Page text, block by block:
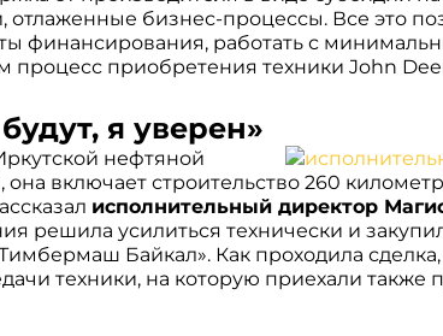
отлаженные бизнес-процессы. Все это
финансирования, работать с
приобретения техники John
я уверен»
нефтяной
включает строительство 260
исполнительный директор
решила усилиться технически и
Байкал». Как проходила
техники, на которую приехали также